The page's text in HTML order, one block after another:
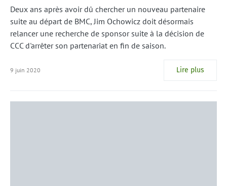
Deux ans après avoir dû chercher un nouveau partenaire
suite au départ de BMC, Jim Ochowicz doit désormais
relancer une recherche de sponsor suite à la décision de
CCC d'arrêter son partenariat en fin de saison.
9 juin 2020 Lire plus